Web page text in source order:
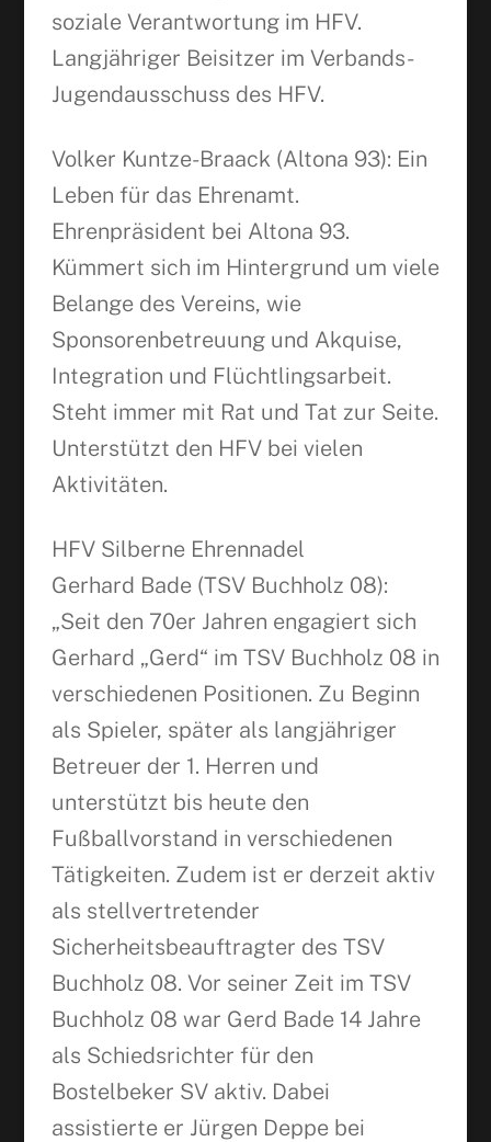
soziale Verantwortung im HFV.
Langjähriger Beisitzer im Verbands-
Jugendausschuss des HFV.
Volker Kuntze-Braack (Altona 93): Ein
Leben für das Ehrenamt.
Ehrenpräsident bei Altona 93.
Kümmert sich im Hintergrund um viele
Belange des Vereins, wie
Sponsorenbetreuung und Akquise,
Integration und Flüchtlingsarbeit.
Steht immer mit Rat und Tat zur Seite.
Unterstützt den HFV bei vielen
Aktivitäten.
HFV Silberne Ehrennadel
Gerhard Bade (TSV Buchholz 08):
„Seit den 70er Jahren engagiert sich
Gerhard „Gerd“ im TSV Buchholz 08 in
verschiedenen Positionen. Zu Beginn
als Spieler, später als langjähriger
Betreuer der 1. Herren und
unterstützt bis heute den
Fußballvorstand in verschiedenen
Tätigkeiten. Zudem ist er derzeit aktiv
als stellvertretender
Sicherheitsbeauftragter des TSV
Buchholz 08. Vor seiner Zeit im TSV
Buchholz 08 war Gerd Bade 14 Jahre
als Schiedsrichter für den
Bostelbeker SV aktiv. Dabei
assistierte er Jürgen Deppe bei